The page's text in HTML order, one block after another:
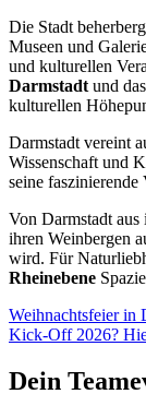
Die Stadt
Museen und
und kulturellen
Darmstadt und das
kulturellen
Darmstadt vereint
Wissenschaft und
seine
Von Darmstadt aus
ihren Weinbergen
wird. Für
Rheinebene
Weihnachtsfeier in
Kick-Off 2026?
Dein